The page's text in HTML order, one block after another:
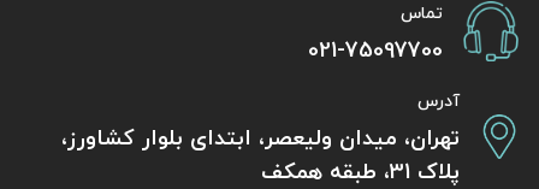
تماس
021-75097700
آدرس
تهران، میدان ولیعصر، ابتدای بلوار کشاورز،
پلاک 31، طبقه همکف